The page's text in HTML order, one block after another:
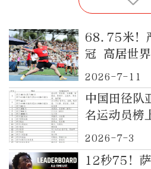
68.75米！
冠 高居世
2026-7-11
中国田径队
名运动员榜
2026-7-3
12秒75！